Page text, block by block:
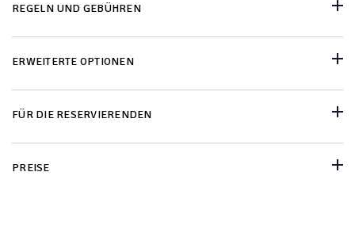
REGELN UND GEBÜHREN
ERWEITERTE OPTIONEN
FÜR DIE RESERVIERENDEN
PREISE